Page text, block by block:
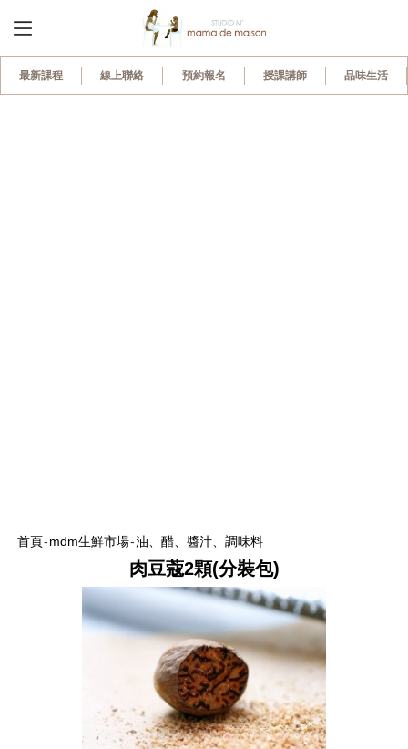
首頁-mdm生鮮市場-油、醋、醬汁、調味料
肉豆蔻2顆(分裝包)
最新課程 線上聯絡 預約報名 授課講師 品味生活